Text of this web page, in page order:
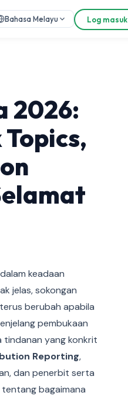
Bahasa Melayu Log masuk
2026:
keadaan
jelas, sokongan
berubah apabila
pembukaan
tindanan yang konkrit
Reporting,
dan penerbit serta
bagaimana